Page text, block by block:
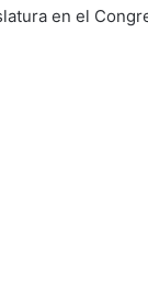
en el